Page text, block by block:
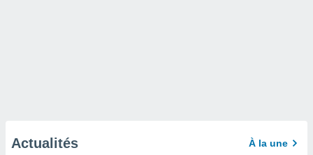
Actualités À la une